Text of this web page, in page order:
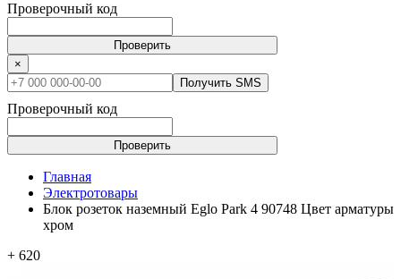
Проверочный код
Проверить
×
Получить SMS
Проверочный код
Проверить
Главная
Электротовары
Блок розеток наземный Eglo Park 4 90748 Цвет арматуры
хром
+ 620